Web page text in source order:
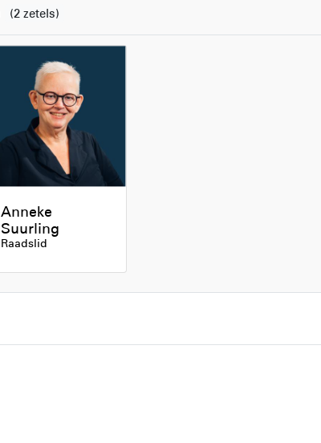
(2 zetels)
Anneke
Suurling
Raadslid